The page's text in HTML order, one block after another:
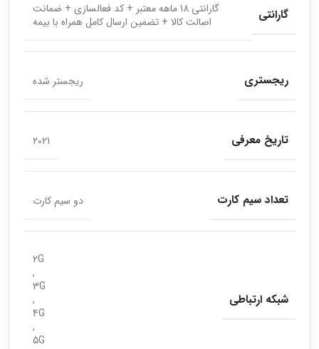
گارانتی
گارانتی 18 ماهه معتبر + کد فعالسازی + ضمانت
اصالت کالا + تضمین ارسال کامل همراه با بیمه
ریجستری ریجستر شده
تاریخ معرفی 2021
تعداد سیم کارت دو سیم کارت
شبکه ارتباطی
2G
,
3G
,
4G
,
5G